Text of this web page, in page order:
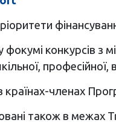
конкурсів з
країнах-членах
також в